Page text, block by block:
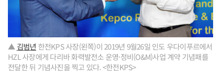
▲ 김범년 한전KPS 사장(왼쪽)이 2019년 9월26일 인도 우다이푸르에서
HZL 사장에게 다리바 화력발전소 운영·정비(O&M)사업 계약 기념패를
전달한 뒤 기념사진을 찍고 있다. <한전KPS>